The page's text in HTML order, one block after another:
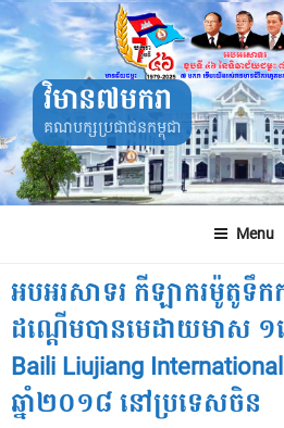
Skip
to
content
វិមាន៧មករា
គណបក្សប្រជាជនកម្ពុជា
Menu
អបអរសាទរ កីឡាករម៉ូតូទឹក
ដណ្តើមបានមេដាយមាស ១
Baili Liujiang
ឆ្នាំ២០១៨​ នៅប្រទេសចិន